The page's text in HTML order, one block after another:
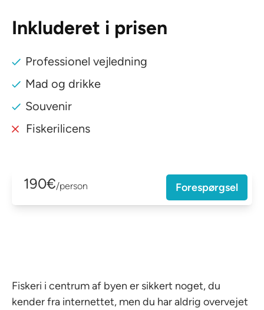
Inkluderet i prisen
Professionel vejledning
Mad og drikke
Souvenir
Fiskerilicens
190€/person Forespørgsel
Fiskeri i centrum af byen er sikkert noget, du
kender fra internettet, men du har aldrig overvejet